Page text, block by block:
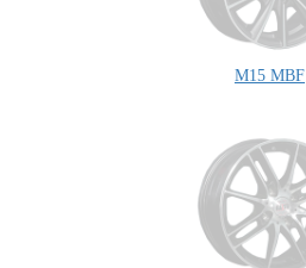
M15 MBF